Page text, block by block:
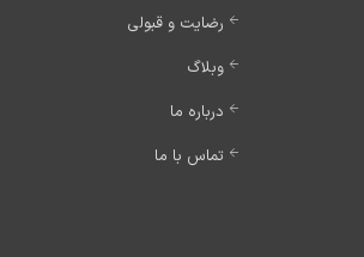
رضایت و قبولی
وبلاگ
درباره ما
تماس با ما